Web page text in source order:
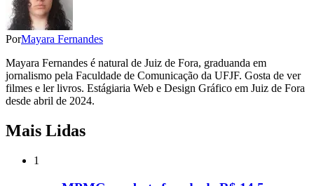
PorMayara Fernandes
Mayara Fernandes é natural de Juiz de Fora, graduanda em
jornalismo pela Faculdade de Comunicação da UFJF. Gosta de ver
filmes e ler livros. Estágiaria Web e Design Gráfico em Juiz de Fora
desde abril de 2024.
Mais Lidas
1